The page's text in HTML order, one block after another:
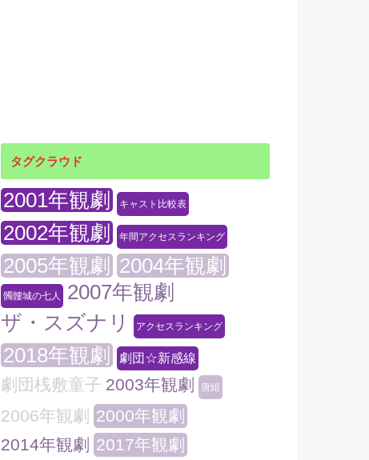
タグクラウド
2001年観劇 キャスト比較表
2002年観劇 年間アクセスランキング
2005年観劇 2004年観劇
髑髏城の七人
2007年観劇
ザ・スズナリ
アクセスランキング
2018年観劇 劇団☆新感線
劇団桟敷童子 2003年観劇 唐組
2006年観劇
2000年観劇
2014年観劇 2017年観劇